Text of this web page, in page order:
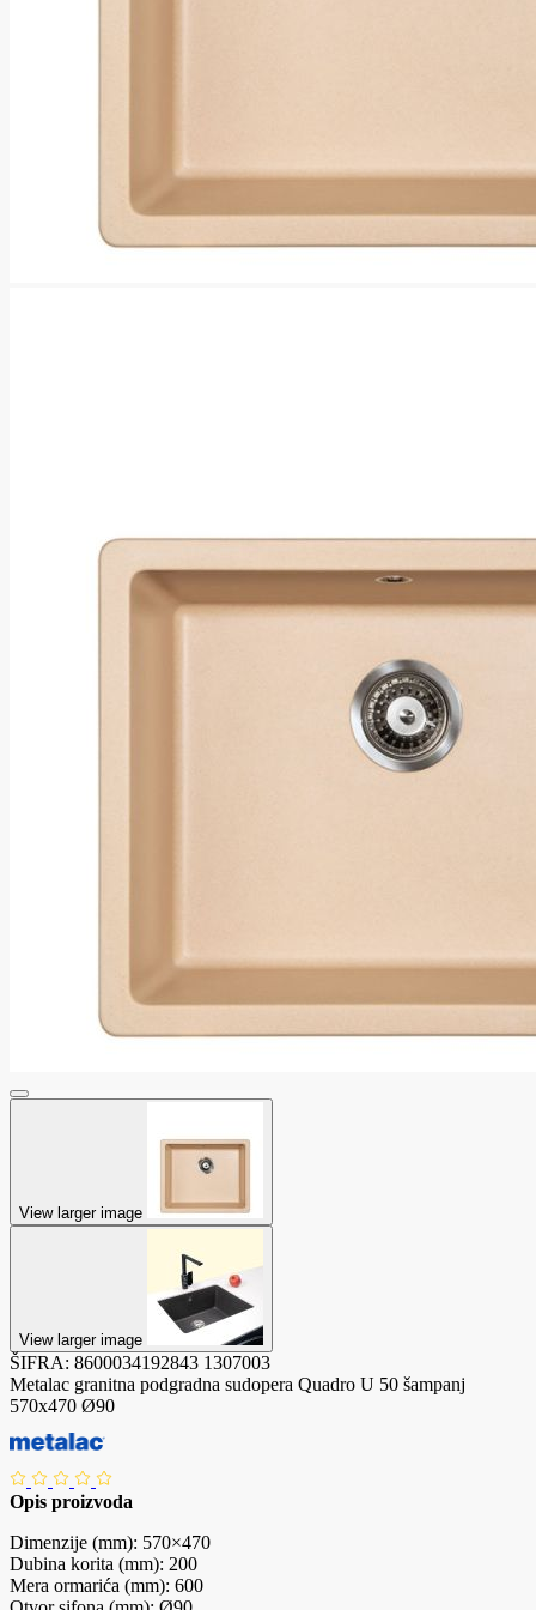
View larger image
View larger image
ŠIFRA: 8600034192843 1307003
Metalac granitna podgradna sudopera Quadro U 50 šampanj
570x470 Ø90
Opis proizvoda
Dimenzije (mm): 570×470
Dubina korita (mm): 200
Mera ormarića (mm): 600